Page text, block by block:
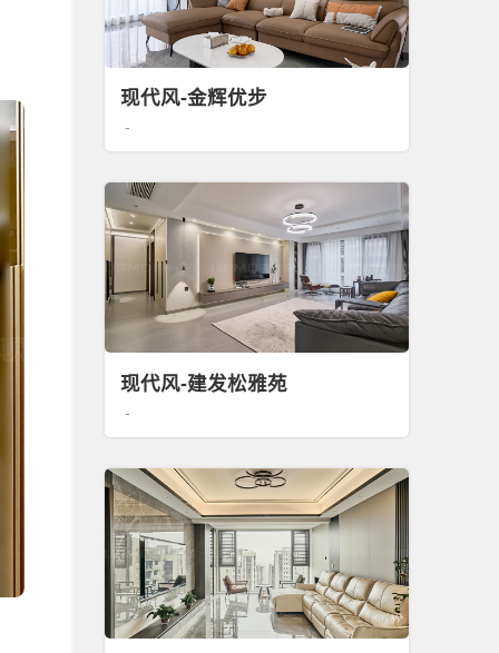
现代风-金辉优步
-
现代风-建发松雅苑
-